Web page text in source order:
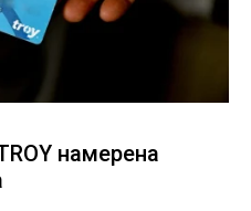
намерена